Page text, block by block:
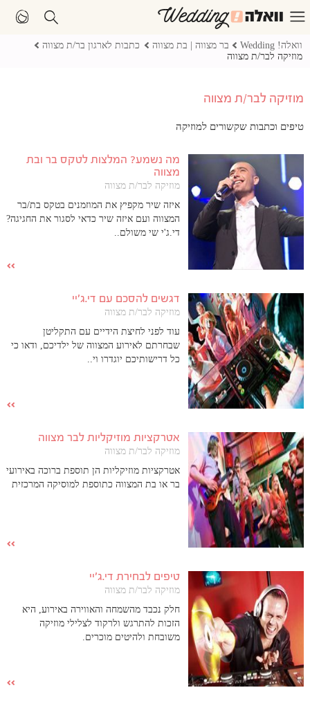
וואלה! Wedding בר מצווה | בת מצווה
כתבות לארגון בר/ת מצווה
מוזיקה לבר/ת מצווה
מוזיקה לבר/ת מצווה
טיפים וכתבות שקשורים למוזיקה
מה נשמע? המלצות לטקס בר ובת
מצווה
מוזיקה לבר/ת מצווה
איזה שיר מקפיץ את המוזמנים בטקס בת/בר
המצווה ועם איזה שיר כדאי לסגור את החגיגה?
די.ג'י שי משולם..
דגשים להסכם עם די.ג'יי
מוזיקה לבר/ת מצווה
עוד לפני לחיצת הידיים עם התקליטן
שבחרתם לאירוע המצווה של ילדיכם, ודאו כי
כל דרישותיכם יוגדרו וי..
אטרקציות מוזיקליות לבר מצווה
מוזיקה לבר/ת מצווה
אטרקציות מוזיקליות הן תוספת ברוכה באירועי
בר או בת המצווה כתוספת למוסיקה המרכזית
טיפים לבחירת די.ג'יי
מוזיקה לבר/ת מצווה
חלק נכבד מהשמחה והאווירה באירוע, היא
הזכות להתרגש ולרקוד לצלילי מוזיקה
משובחת ולהיטים מוכרים.